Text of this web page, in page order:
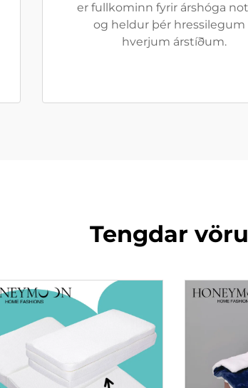
er fullkominn fyrir árshóga
og heldur þér hressilegum
hverjum árstíðum.
Tengdar